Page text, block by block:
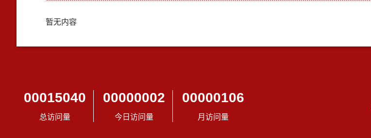
暂无内容
00015040
总访问量
00000002
今日访问量
00000106
月访问量